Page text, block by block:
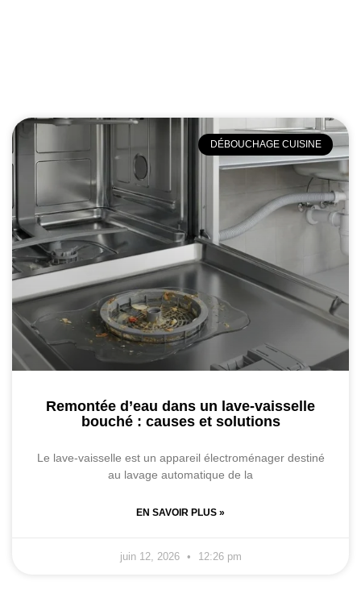
DÉBOUCHAGE CUISINE
Remontée d’eau dans un lave-vaisselle
bouché : causes et solutions
Le lave-vaisselle est un appareil électroménager destiné
au lavage automatique de la
EN SAVOIR PLUS »
juin 12, 2026 12:26 pm